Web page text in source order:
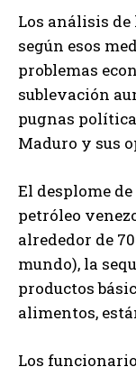
Los análisis
según esos
problemas
sublevación
pugnas
Maduro y sus
El desplome
petróleo
alrededor de
mundo), la
productos
alimentos,
Los